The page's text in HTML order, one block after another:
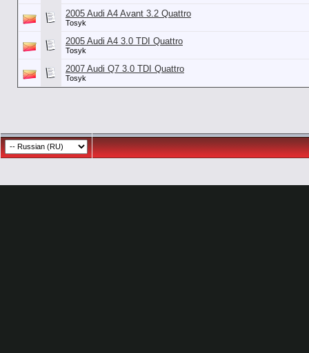
2005 Audi A4 Avant 3.2 Quattro
Tosyk
2005 Audi A4 3.0 TDI Quattro
Tosyk
2007 Audi Q7 3.0 TDI Quattro
Tosyk